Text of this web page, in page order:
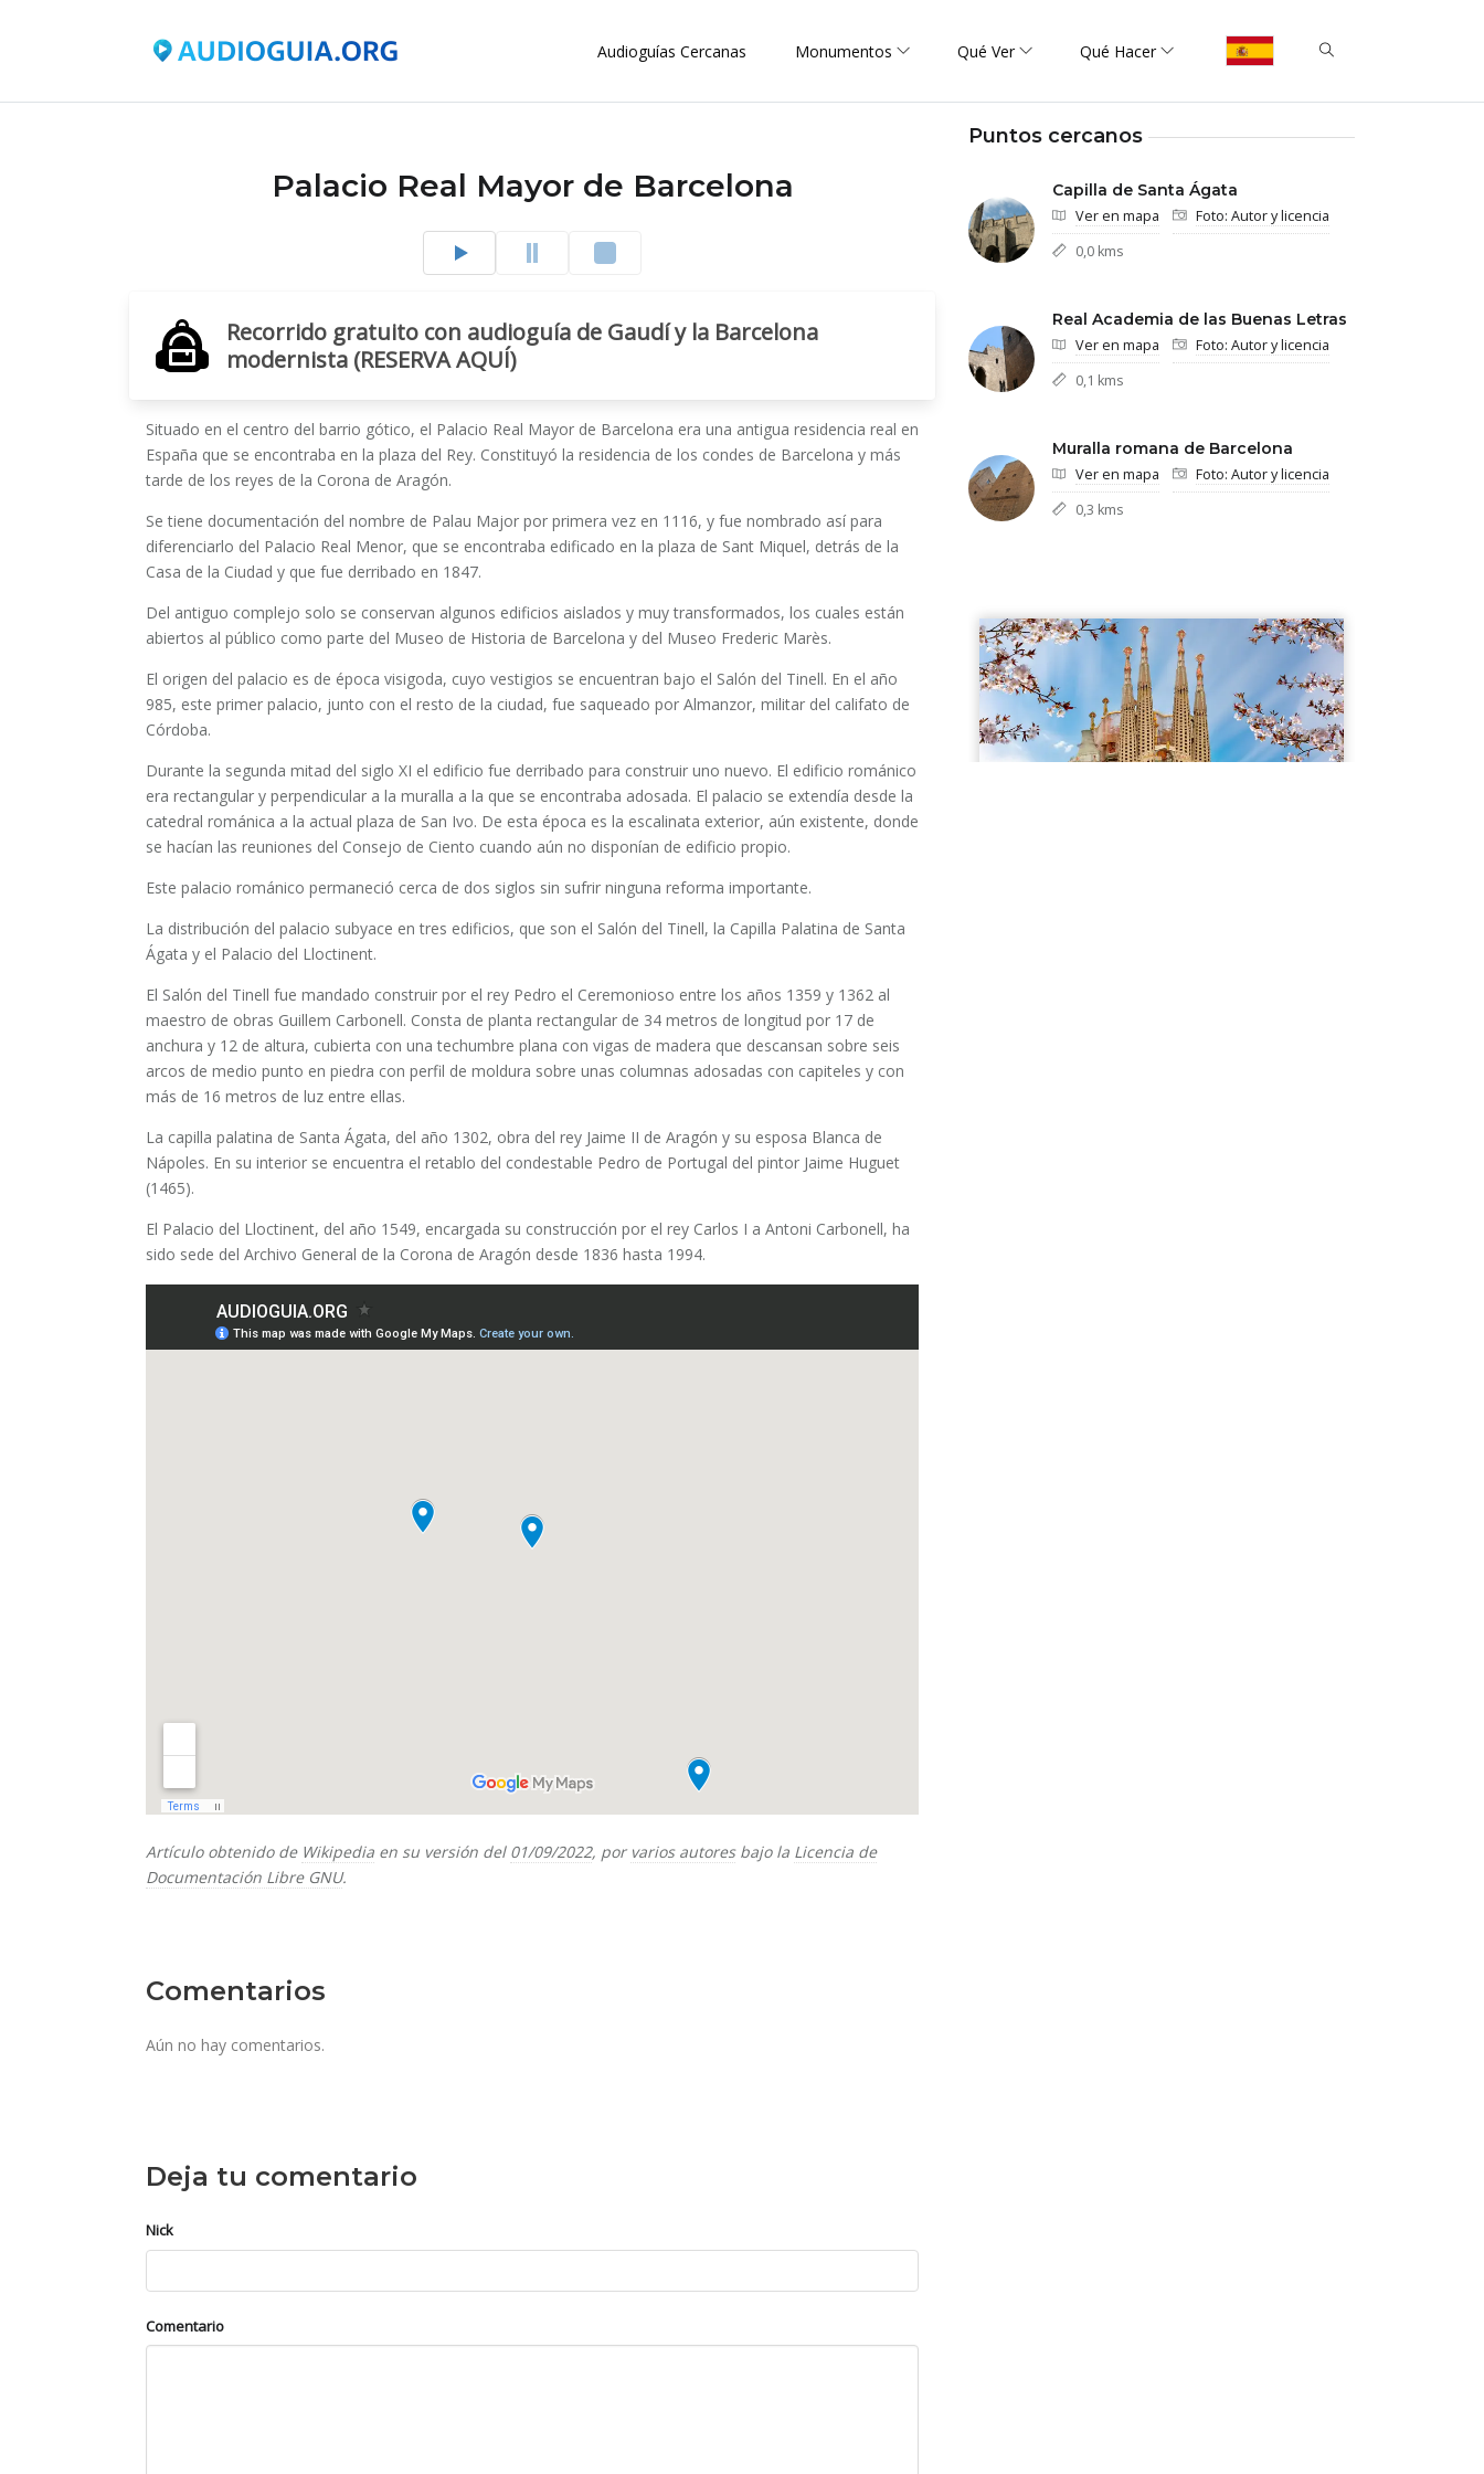
Audioguías Cercanas Monumentos Qué Ver Qué Hacer
Palacio Real Mayor de Barcelona
Recorrido gratuito con audioguía de Gaudí y la Barcelona
modernista (RESERVA AQUÍ)
Situado en el centro del barrio gótico, el Palacio Real Mayor de Barcelona era una antigua residencia real en
España que se encontraba en la plaza del Rey. Constituyó la residencia de los condes de Barcelona y más
tarde de los reyes de la Corona de Aragón.
Se tiene documentación del nombre de Palau Major por primera vez en 1116, y fue nombrado así para
diferenciarlo del Palacio Real Menor, que se encontraba edificado en la plaza de Sant Miquel, detrás de la
Casa de la Ciudad y que fue derribado en 1847.
Del antiguo complejo solo se conservan algunos edificios aislados y muy transformados, los cuales están
abiertos al público como parte del Museo de Historia de Barcelona y del Museo Frederic Marès.
El origen del palacio es de época visigoda, cuyo vestigios se encuentran bajo el Salón del Tinell. En el año
985, este primer palacio, junto con el resto de la ciudad, fue saqueado por Almanzor, militar del califato de
Córdoba.
Durante la segunda mitad del siglo XI el edificio fue derribado para construir uno nuevo. El edificio románico
era rectangular y perpendicular a la muralla a la que se encontraba adosada. El palacio se extendía desde la
catedral románica a la actual plaza de San Ivo. De esta época es la escalinata exterior, aún existente, donde
se hacían las reuniones del Consejo de Ciento cuando aún no disponían de edificio propio.
Este palacio románico permaneció cerca de dos siglos sin sufrir ninguna reforma importante.
La distribución del palacio subyace en tres edificios, que son el Salón del Tinell, la Capilla Palatina de Santa
Ágata y el Palacio del Lloctinent.
El Salón del Tinell fue mandado construir por el rey Pedro el Ceremonioso entre los años 1359 y 1362 al
maestro de obras Guillem Carbonell. Consta de planta rectangular de 34 metros de longitud por 17 de
anchura y 12 de altura, cubierta con una techumbre plana con vigas de madera que descansan sobre seis
arcos de medio punto en piedra con perfil de moldura sobre unas columnas adosadas con capiteles y con
más de 16 metros de luz entre ellas.
La capilla palatina de Santa Ágata, del año 1302, obra del rey Jaime II de Aragón y su esposa Blanca de
Nápoles. En su interior se encuentra el retablo del condestable Pedro de Portugal del pintor Jaime Huguet
(1465).
El Palacio del Lloctinent, del año 1549, encargada su construcción por el rey Carlos I a Antoni Carbonell, ha
sido sede del Archivo General de la Corona de Aragón desde 1836 hasta 1994.
Artículo obtenido de Wikipedia en su versión del 01/09/2022, por varios autoresbajo la Licencia de
Documentación Libre GNU.
Comentarios
Aún no hay comentarios.
Deja tu comentario
Nick
Comentario
Puntos cercanos
Capilla de Santa Ágata
Ver en mapa
Foto: Autor y licencia
0,0 kms
Real Academia de las Buenas Letras
Ver en mapa
Foto: Autor y licencia
0,1 kms
Muralla romana de Barcelona
Ver en mapa
Foto: Autor y licencia
0,3 kms